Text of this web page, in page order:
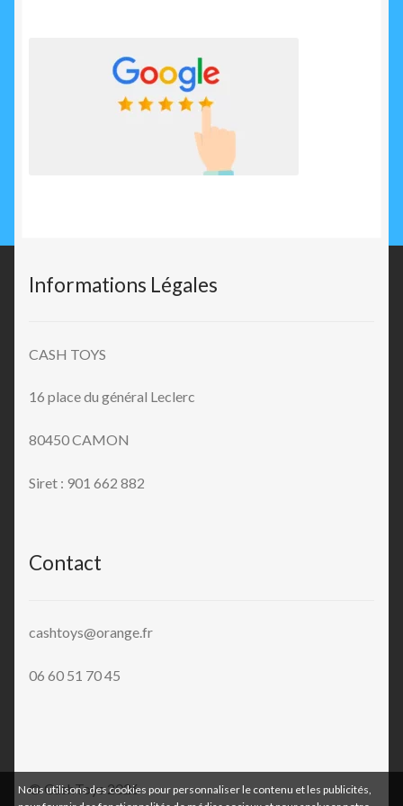
Informations Légales
CASH TOYS
16 place du général Leclerc
80450 CAMON
Siret : 901 662 882
Contact
cashtoys@orange.fr
06 60 51 70 45
© CashToys 2026
Nous utilisons des cookies pour personnaliser le contenu et les publicités,